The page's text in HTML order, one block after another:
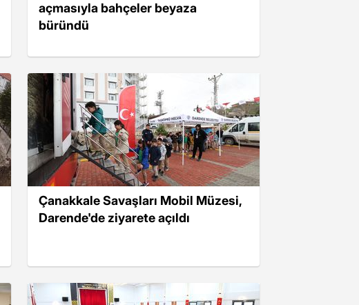
açmasıyla bahçeler beyaza
büründü
Çanakkale Savaşları Mobil Müzesi,
Darende'de ziyarete açıldı